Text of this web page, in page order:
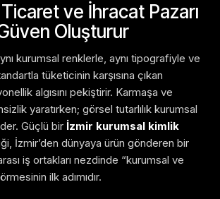
Ticaret ve İhracat Pazarı
Oluşturur
kurumsal renklerle, aynı tipografiyle ve
tüketicinin karşısına çıkan
algısını pekiştirir. Karmaşa ve
yaratırken; görsel tutarlılık kurumsal
Güçlü bir İzmir kurumsal kimlik
İzmir’den dünyaya ürün gönderen bir
iş ortakları nezdinde “kurumsal ve
ilk adımıdır.